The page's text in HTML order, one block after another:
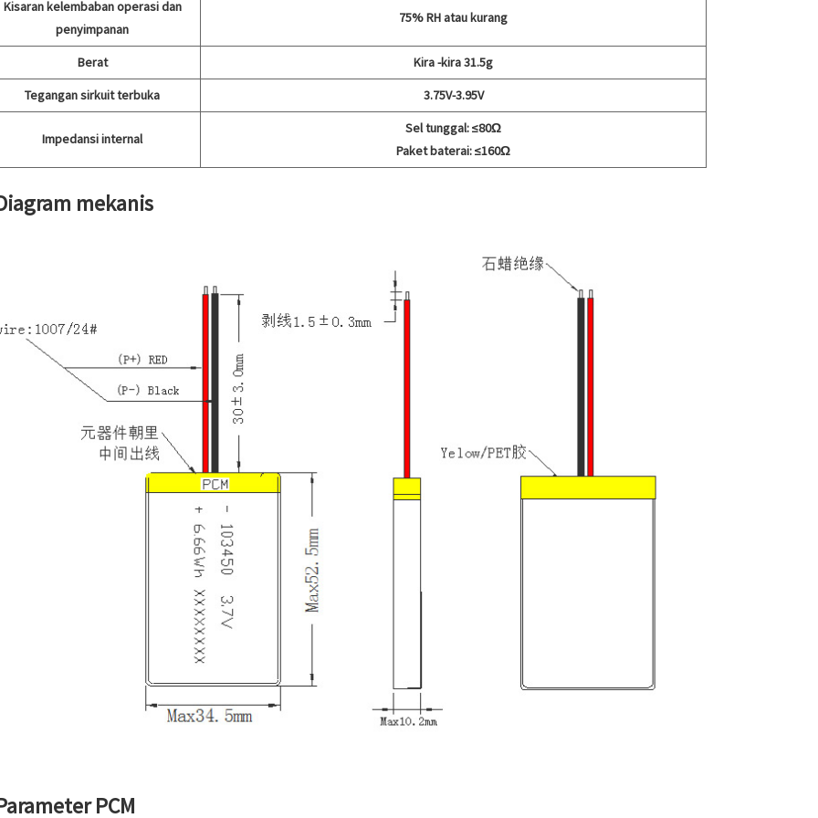
Kisaran kelembaban operasi dan
penyimpanan
75% RH atau kurang
Berat
Kira -kira 31.5g
Tegangan sirkuit terbuka
3.75V-3.95V
Impedansi internal
Sel tunggal: ≤80Ω
Paket baterai: ≤160Ω
mekanis
PCM